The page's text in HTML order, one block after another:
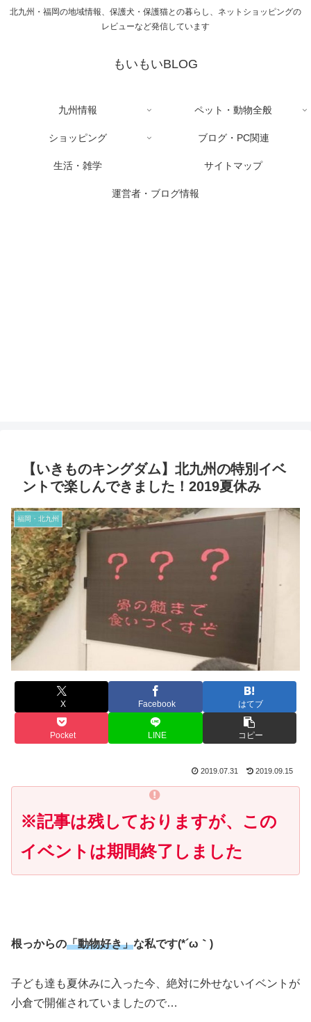
北九州・福岡の地域情報、保護犬・保護猫との暮らし、ネットショッピングの
レビューなど発信しています
もいもいBLOG
九州情報 ペット・動物全般
ショッピング ブログ・PC関連
生活・雑学 サイトマップ
運営者・ブログ情報
【いきものキングダム】北九州の特別イベ
ントで楽しんできました！2019夏休み
福岡・北九州
X Facebook はてブ
Pocket LINE コピー
2019.07.31 2019.09.15
※記事は残しておりますが、この
イベントは期間終了しました
根っからの「動物好き」な私です(*´ω｀)
子ども達も夏休みに入った今、絶対に外せないイベントが
小倉で開催されていましたので…